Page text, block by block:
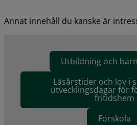
Annat innehåll du kanske är
Utbildning och
Läsårstider och lov i
utvecklingsdagar för
fritidshem
Förskola